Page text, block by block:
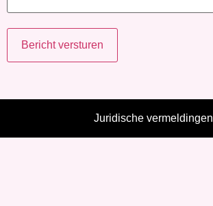
Bericht versturen
Juridische vermeldingen